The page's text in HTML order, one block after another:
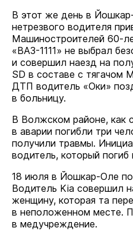
В этот же день в
нетрезвого водителя
Машиностроителей 60-
«ВАЗ-1111» не выбрал
и совершил наезд на
SD в составе с тягачом
ДТП водитель «Оки»
в больницу.
В Волжском районе, как
в аварии погибли три
получили травмы.
водитель, который
18 июля в Йошкар-Оле
Водитель Kia совершил
женщину, которая та
в неположенном месте.
в медучреждение.